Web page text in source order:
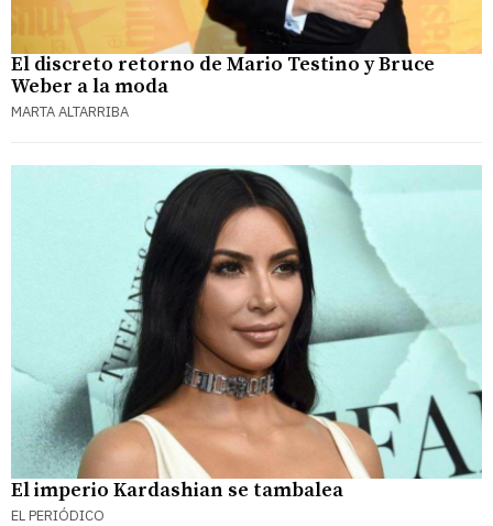
El discreto retorno de Mario Testino y Bruce
Weber a la moda
MARTA ALTARRIBA
El imperio Kardashian se tambalea
EL PERIÓDICO